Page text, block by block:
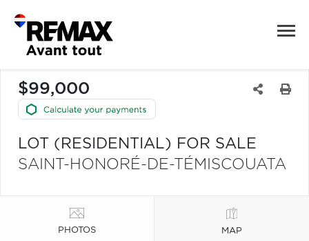
$99,000
LOT (RESIDENTIAL) FOR SALE
SAINT-HONORÉ-DE-TÉMISCOUATA
PHOTOS MAP